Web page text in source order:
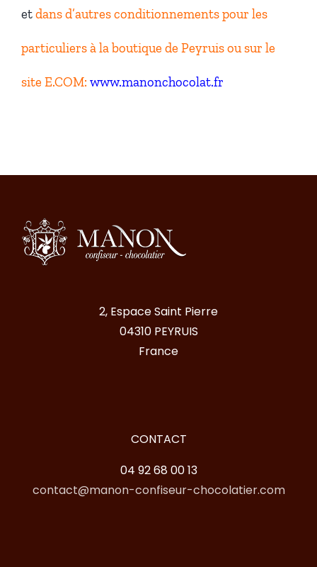
etdans d’autres conditionnements pour les
particuliersà la boutique de Peyruis ou sur le
site E.COM: www.manonchocolat.fr
2, Espace Saint Pierre
04310 PEYRUIS
France
CONTACT
04 92 68 00 13
contact@manon-confiseur-chocolatier.com